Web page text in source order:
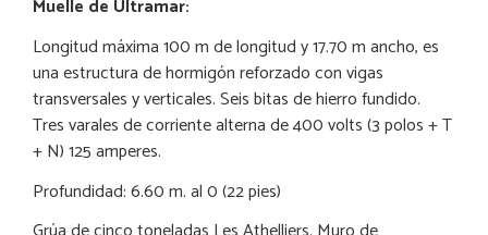
Muelle de Ultramar:
Longitud máxima100 m de longitud y17.70 m ancho, es
una estructura de hormigón reforzado con vigas
transversales y verticales. Seis bitas de hierro fundido.
Tres varales de corriente alterna de 400 volts (3 polos + T
+ N) 125 amperes.
Profundidad:6.60 m. al 0 (22 pies)